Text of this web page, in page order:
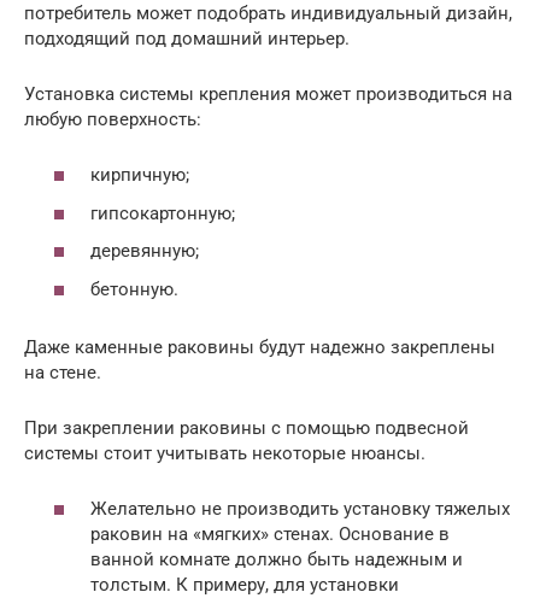
потребитель может подобрать индивидуальный дизайн,
подходящий под домашний интерьер.
Установка системы крепления может производиться на
любую поверхность:
кирпичную;
гипсокартонную;
деревянную;
бетонную.
Даже каменные раковины будут надежно закреплены
на стене.
При закреплении раковины с помощью подвесной
системы стоит учитывать некоторые нюансы.
Желательно не производить установку тяжелых
раковин на «мягких» стенах. Основание в
ванной комнате должно быть надежным и
толстым. К примеру, для установки